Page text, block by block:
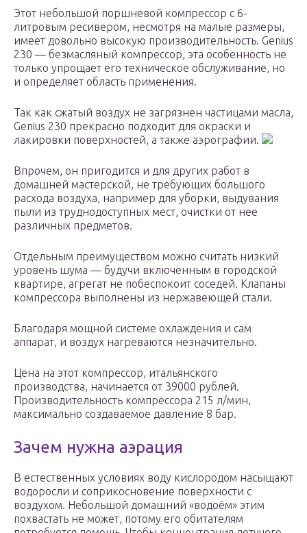
Этот небольшой поршневой компрессор с 6-
литровым ресивером, несмотря на малые размеры,
имеет довольно высокую производительность. Genius
230 — безмасляный компрессор, эта особенность не
только упрощает его техническое обслуживание, но
и определяет область применения.
Так как сжатый воздух не загрязнен частицами масла,
Genius 230 прекрасно подходит для окраски и
лакировки поверхностей, а также аэрографии.
Впрочем, он пригодится и для других работ в
домашней мастерской, не требующих большого
расхода воздуха, например для уборки, выдувания
пыли из труднодоступных мест, очистки от нее
различных предметов.
Отдельным преимуществом можно считать низкий
уровень шума — будучи включенным в городской
квартире, агрегат не побеспокоит соседей. Клапаны
компрессора выполнены из нержавеющей стали.
Благодаря мощной системе охлаждения и сам
аппарат, и воздух нагреваются незначительно.
Цена на этот компрессор, итальянского
производства, начинается от 39000 рублей.
Производительность компрессора 215 л/мин,
максимально создаваемое давление 8 бар.
Зачем нужна аэрация
В естественных условиях воду кислородом насыщают
водоросли и соприкосновение поверхности с
воздухом. Небольшой домашний «водоём» этим
похвастать не может, потому его обитателям